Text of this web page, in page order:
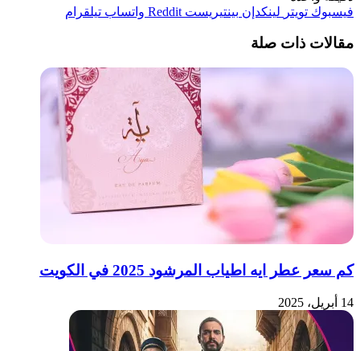
فيسبوك تويتر لينكدإن بينتيريست واتساب تيلقرام
مقالات ذات صلة
كم سعر عطر ايه اطياب المرشود 2025 في الكويت
14 أبريل، 2025